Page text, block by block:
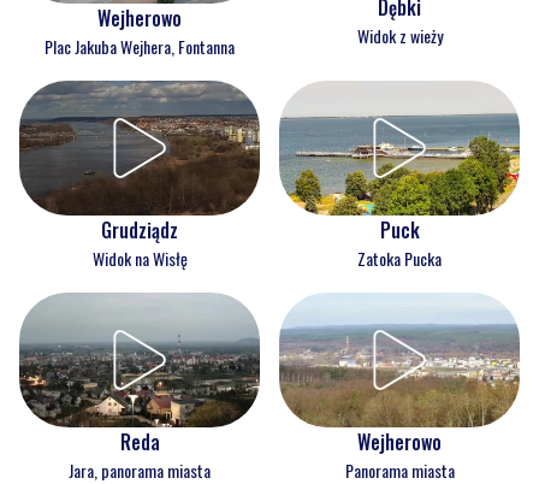
Wejherowo
Plac Jakuba Wejhera, Fontanna
Dębki
Widok z wieży
Grudziądz
Widok na Wisłę
Puck
Zatoka Pucka
Reda
Jara, panorama miasta
Wejherowo
Panorama miasta